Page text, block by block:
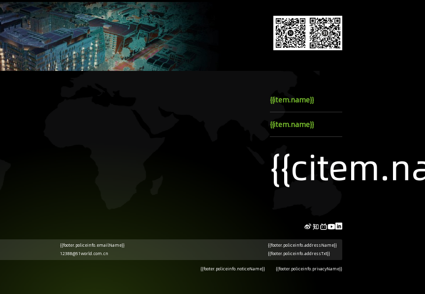
{{item.name}}
{{item.name}}
{{footer.policeinfo.emailName}}
12388@51world.com.cn
{{footer.policeinfo.addressName}}
{{footer.policeinfo.addressTxt}}
{{footer.policeinfo.noticeName}} {{footer.policeinfo.privacyName}}